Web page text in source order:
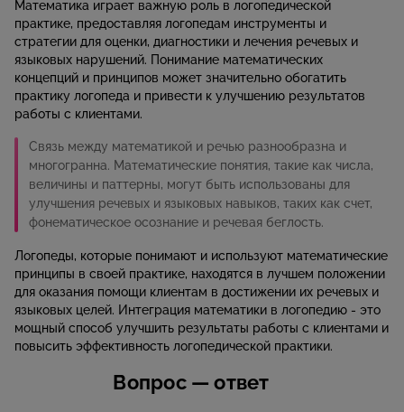
Математика играет важную роль в логопедической
практике, предоставляя логопедам инструменты и
стратегии для оценки, диагностики и лечения речевых и
языковых нарушений. Понимание математических
концепций и принципов может значительно обогатить
практику логопеда и привести к улучшению результатов
работы с клиентами.
Связь между математикой и речью разнообразна и
многогранна. Математические понятия, такие как числа,
величины и паттерны, могут быть использованы для
улучшения речевых и языковых навыков, таких как счет,
фонематическое осознание и речевая беглость.
Логопеды, которые понимают и используют математические
принципы в своей практике, находятся в лучшем положении
для оказания помощи клиентам в достижении их речевых и
языковых целей. Интеграция математики в логопедию - это
мощный способ улучшить результаты работы с клиентами и
повысить эффективность логопедической практики.
Вопрос — ответ